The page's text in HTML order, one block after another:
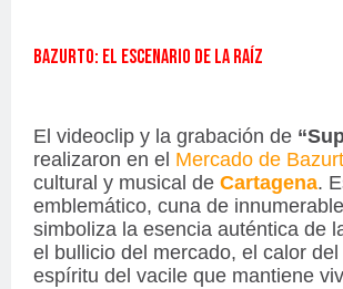
BAZURTO: EL ESCENARIO DE LA RAÍZ
El videoclip y la grabación de
realizaron en el Mercado de
cultural y musical de Cartagena.
emblemático, cuna de
simboliza la esencia auténtica de
el bullicio del mercado, el calor del
espíritu del vacile que mantiene